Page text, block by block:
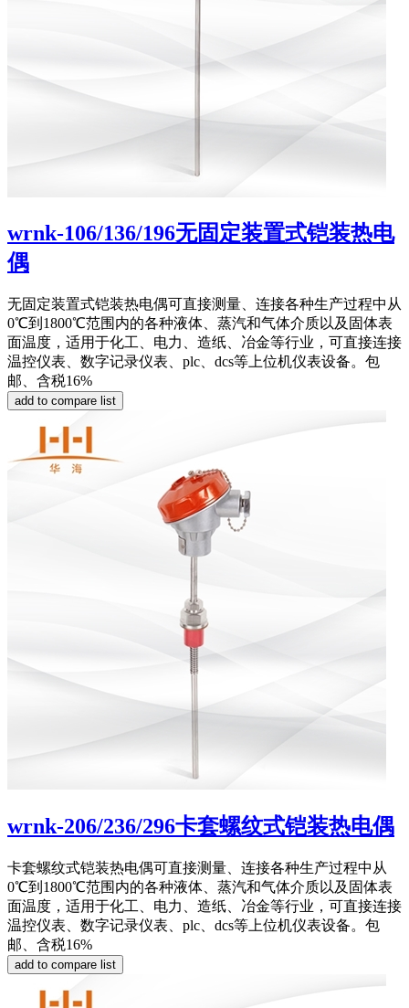
wrnk-106/136/196无固定装置式铠装热电
偶
无固定装置式铠装热电偶可直接测量、连接各种生产过程中从
0℃到1800℃范围内的各种液体、蒸汽和气体介质以及固体表
面温度，适用于化工、电力、造纸、冶金等行业，可直接连接
温控仪表、数字记录仪表、plc、dcs等上位机仪表设备。包
邮、含税16%
wrnk-206/236/296卡套螺纹式铠装热电偶
卡套螺纹式铠装热电偶可直接测量、连接各种生产过程中从
0℃到1800℃范围内的各种液体、蒸汽和气体介质以及固体表
面温度，适用于化工、电力、造纸、冶金等行业，可直接连接
温控仪表、数字记录仪表、plc、dcs等上位机仪表设备。包
邮、含税16%